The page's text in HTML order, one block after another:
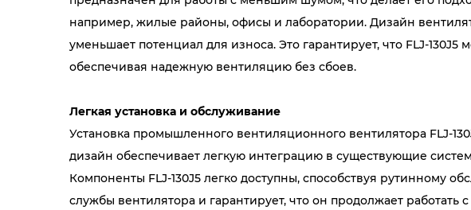
например, жилые районы, офисы и лаборатории. Дизайн
уменьшает потенциал для износа. Это гарантирует, что FLJ-
обеспечивая надежную вентиляцию без сбоев.
Легкая установка и обслуживание
Установка промышленного вентиляционного вентилятора FLJ-
дизайн обеспечивает легкую интеграцию в существующие
Компоненты FLJ-130J5 легко доступны, способствуя рутинному
службы вентилятора и гарантирует, что он продолжает